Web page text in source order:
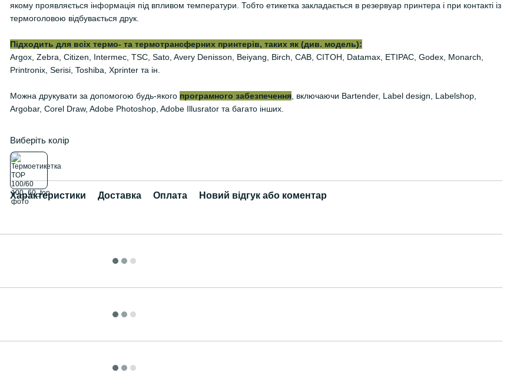
якому проявляється інформація під впливом температури. Тобто етикетка закладається в резервуар принтера і при контакті із
термоголовою відбувається друк.
Підходить для всіх термо- та термотрансферних принтерів, таких як (див. модель):
Argox, Zebra, Citizen, Intermec, TSC, Sato, Avery Denisson, Beiyang, Birch, CAB, CITOH, Datamax, ETIPAC, Godex, Monarch,
Printronix, Serisi, Toshiba, Xprinter та ін.
Можна друкувати за допомогою будь-якого програмного забезпечення , включаючи Bartender, Label design, Labelshop,
Argobar, Corel Draw, Adobe Photoshop, Adobe Illusrator та багато інших.
Виберіть колір
Характеристики Доставка Оплата Новий відгук або коментар